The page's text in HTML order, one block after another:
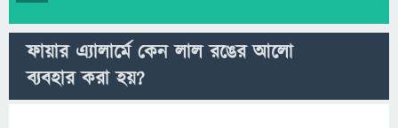
ফায়ার এ্যালার্মে কেন লাল রঙের আলো
ব্যবহার করা হয়?